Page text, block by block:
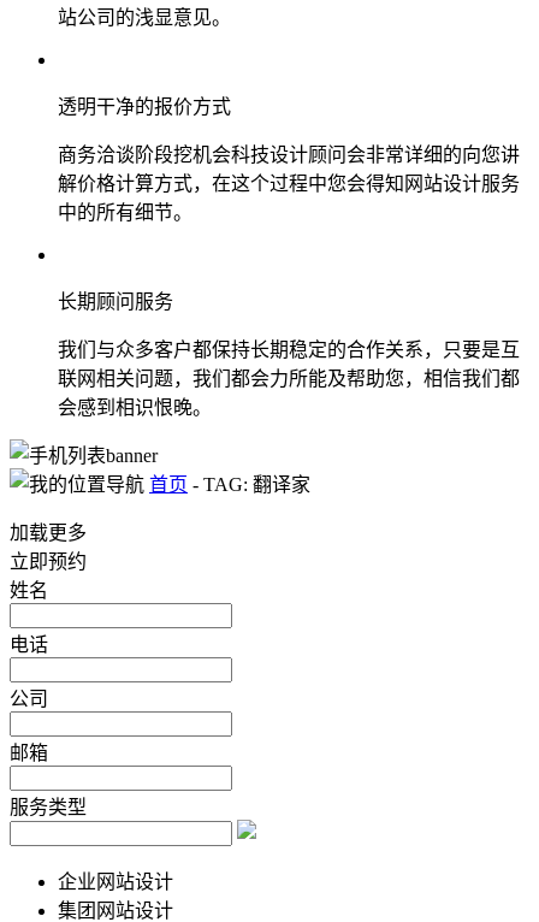
站公司的浅显意见。
透明干净的报价方式
商务洽谈阶段挖机会科技设计顾问会非常详细的向您讲
解价格计算方式，在这个过程中您会得知网站设计服务
中的所有细节。
长期顾问服务
我们与众多客户都保持长期稳定的合作关系，只要是互
联网相关问题，我们都会力所能及帮助您，相信我们都
会感到相识恨晚。
首页 - TAG: 翻译家
加载更多
立即预约
姓名
电话
公司
邮箱
服务类型
企业网站设计
集团网站设计